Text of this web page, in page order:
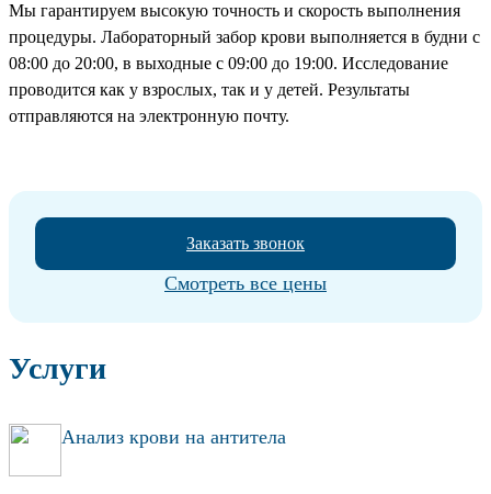
Мы гарантируем высокую точность и скорость выполнения
процедуры. Лабораторный забор крови выполняется в будни с
08:00 до 20:00, в выходные с 09:00 до 19:00. Исследование
проводится как у взрослых, так и у детей. Результаты
отправляются на электронную почту.
Заказать звонок
Смотреть все цены
Услуги
Анализ крови на антитела